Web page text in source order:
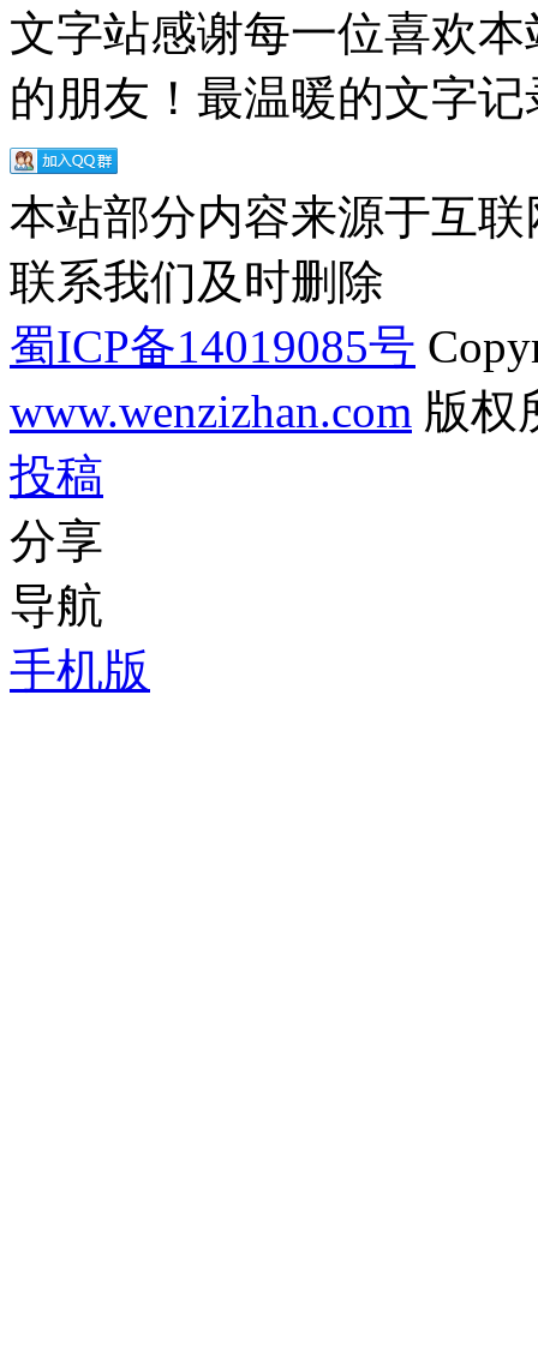
文字站感谢每一位喜欢
的朋友！最温暖的文字
本站部分内容来源于互
联系我们及时删除
蜀ICP备14019085号
www.wenzizhan.com 版权
投稿
分享
导航
手机版